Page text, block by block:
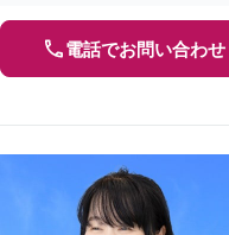
電話でお問い合わせ